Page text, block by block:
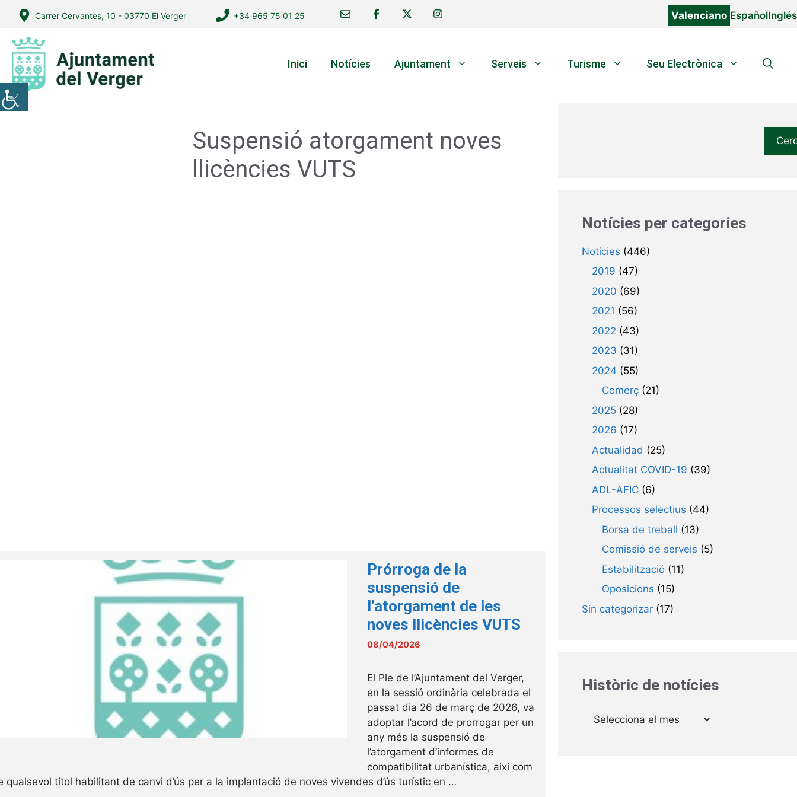
contingut
Carrer Cervantes, 10 - 03770 El Verger +34 965 75 01 25 Valenciano EspañolInglés
Inici Notícies Ajuntament Serveis Turisme Seu Electrònica
Suspensió atorgament noves
llicències VUTS
Prórroga de la
suspensió de
l’atorgament de les
noves llicències VUTS
08/04/2026
El Ple de l’Ajuntament del Verger,
en la sessió ordinària celebrada el
passat dia 26 de març de 2026, va
adoptar l’acord de prorrogar per un
any més la suspensió de
l’atorgament d’informes de
compatibilitat urbanística, així com
qualsevol títol habilitant de canvi d’ús per a la implantació de noves vivendes d’ús turístic en …
Notícies per categories
Notícies (446)
2019 (47)
2020 (69)
2021 (56)
2022 (43)
2023 (31)
2024 (55)
Comerç(21)
2025(28)
2026 (17)
Actualidad (25)
Actualitat COVID-19 (39)
ADL-AFIC(6)
Processos selectius (44)
Borsa de treball (13)
Comissió de serveis (5)
Estabilització(11)
Oposicions (15)
Sin categorizar(17)
Històric de notícies
Arxius